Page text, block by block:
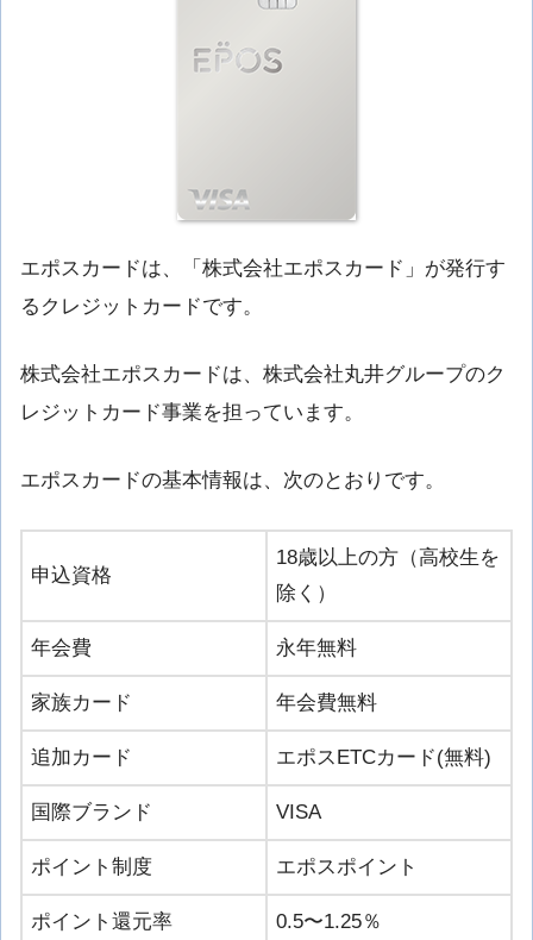
エポスカードは、「株式会社エポスカード」が発行す
るクレジットカードです。
株式会社エポスカードは、株式会社丸井グループのク
レジットカード事業を担っています。
エポスカードの基本情報は、次のとおりです。
申込資格
18歳以上の方（高校生を
除く）
年会費 永年無料
家族カード 年会費無料
追加カード エポスETCカード(無料)
国際ブランド VISA
ポイント制度 エポスポイント
ポイント還元率 0.5〜1.25％